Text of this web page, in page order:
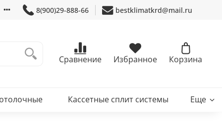
8(900)29-888-66 bestklimatkrd@mail.ru
Сравнение Избранное Корзина
Кассетные сплит системы Еще